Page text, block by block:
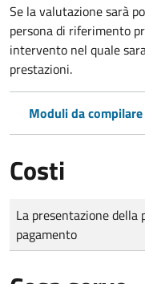
Se la valutazione sarà
persona di riferimento
intervento nel quale
prestazioni.
Moduli da
Costi
Tipo di pagamento
Importo
La presentazione della
pagamento